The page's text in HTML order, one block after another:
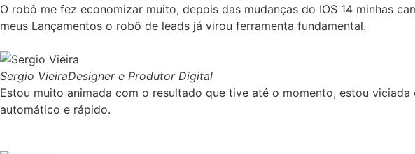
O robô me fez economizar muito, depois das mudanças do IOS 14 minhas
meus Lançamentos o robô de leads já virou ferramenta fundamental.
Sergio VieiraDesigner e Produtor Digital
Estou muito animada com o resultado que tive até o momento, estou
automático e rápido.